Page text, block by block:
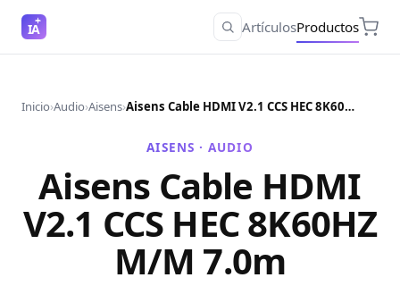
IA ArtículosProductos
Inicio›Audio›Aisens› Aisens Cable HDMI V2.1 CCS HEC 8K60HZ M/M 7.0m
AISENS ·AUDIO
Aisens Cable HDMI
V2.1 CCS HEC 8K60HZ
M/M 7.0m